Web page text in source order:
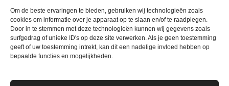
Om de beste ervaringen te bieden, gebruiken wij technologieën zoals
cookies om informatie over je apparaat op te slaan en/of te raadplegen.
Door in te stemmen met deze technologieën kunnen wij gegevens zoals
surfgedrag of unieke ID's op deze site verwerken. Als je geen toestemming
geeft of uw toestemming intrekt, kan dit een nadelige invloed hebben op
bepaalde functies en mogelijkheden.